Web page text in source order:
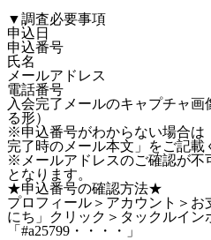
▼調査必要事項
申込日
申込番号
氏名
メールアドレス
電話番号
入会完了メールのキャプチャ画
る形）
※申込番号がわからない場合は
完了時のメール本文」をご記載
※メールアドレスのご確認が不
となります。
★申込番号の確認方法★
プロフィール＞アカウント＞お
にち」クリック＞タックルイン
「#a25799・・・・」